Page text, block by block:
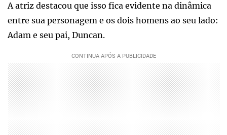
A atriz destacou que isso fica evidente na dinâmica
entre sua personagem e os dois homens ao seu lado:
Adam e seu pai, Duncan.